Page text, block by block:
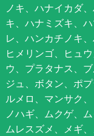
ノキ、ハナイカダ
キ、ハナミズキ、
レ、ハンカチノキ
ヒメリンゴ、ヒュ
ウ、プラタナス、
ジュ、ボタン、ポ
ルメロ、マンサク
ノハギ、ムクゲ、
ムレスズメ、メギ